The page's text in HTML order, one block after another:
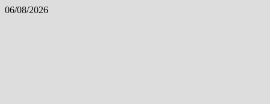
Skip
06/08/2026